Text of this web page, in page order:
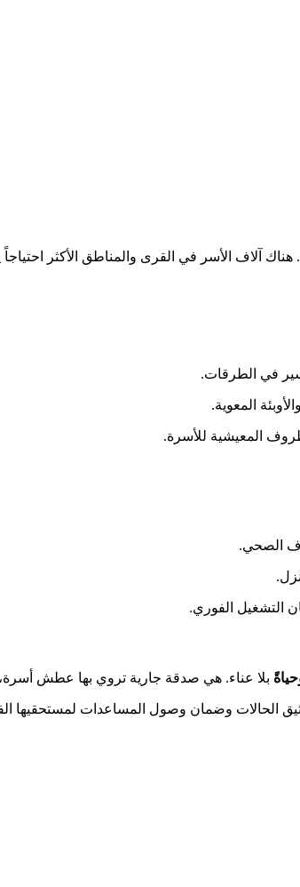
آلاف الأسر في القرى والمناطق الأكثر
في الطرقات.
المعوية.
المعيشية للأسرة.
الصحي.
التشغيل الفوري.
بلا عناء. هي صدقة جارية تروي بها عطش
الحالات وضمان وصول المساعدات لمستحقيها